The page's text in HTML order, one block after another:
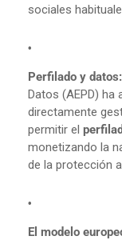
sociales
Perfilado y datos:
Datos (AEPD)
directamente
permitir el
monetizando la
de la protección
El modelo